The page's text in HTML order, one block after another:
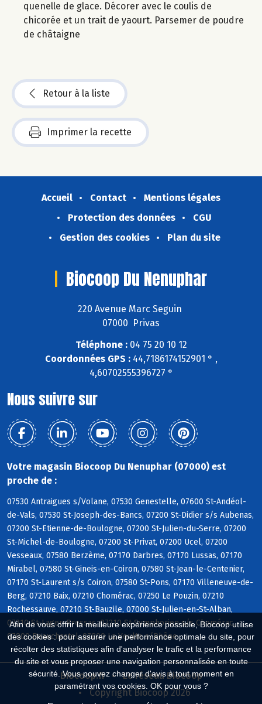
Afin de vous offrir la meilleure expérience possible, Biocoop utilise
des cookies : pour assurer une performance optimale du site, pour
récolter des statistiques afin d'analyser le trafic et la performance
du site et vous proposer une navigation personnalisée en toute
sécurité. Vous pouvez changer d'avis à tout moment en
paramétrant vos cookies. OK pour vous ?
quenelle de glace. Décorer avec le coulis de
chicorée et un trait de yaourt. Parsemer de poudre
de châtaigne
Retour à la liste
Imprimer la recette
Accueil Contact
Mentions légales
Protection des données
CGU
Gestion des cookies
Plan du site
Biocoop Du Nenuphar
220 Avenue Marc Seguin
07000 Privas
Téléphone :04 75 20 10 12
Coordonnées GPS :44,7186174152901 ° ,
4,60702555396727 °
Nous suivre sur
Votre magasin Biocoop Du Nenuphar (07000) est
proche de :
07530 Antraigues s/Volane, 07530 Genestelle, 07600 St-Andéol-
de-Vals, 07530 St-Joseph-des-Bancs, 07200 St-Didier s/s Aubenas,
07200 St-Etienne-de-Boulogne, 07200 St-Julien-du-Serre, 07200
St-Michel-de-Boulogne, 07200 St-Privat, 07200 Ucel, 07200
Vesseaux, 07580 Berzème, 07170 Darbres, 07170 Lussas, 07170
Mirabel, 07580 St-Gineis-en-Coiron, 07580 St-Jean-le-Centenier,
07170 St-Laurent s/s Coiron, 07580 St-Pons, 07170 Villeneuve-de-
Berg, 07210 Baix, 07210 Chomérac, 07250 Le Pouzin, 07210
Rochessauve, 07210 St-Bauzile, 07000 St-Julien-en-St-Alban,
07210 St-Lager-Bressac, 07210 St-Symphorien s/s Chomérac,
07800 Beauchastel, 07800 La Voulte s/Rhône
Biocoop.fr
Le réseau Biocoop
Copyright Biocoop 2026